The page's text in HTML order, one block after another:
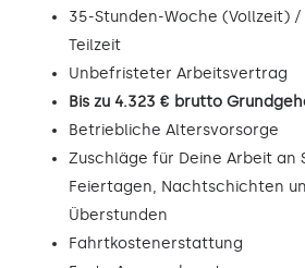
35-Stunden-Woche (Vollzeit)
Teilzeit
Unbefristeter Arbeitsvertrag
Bis zu 4.323 € brutto
Betriebliche Altersvorsorge
Zuschläge für Deine Arbeit an
Feiertagen, Nachtschichten
Überstunden
Fahrtkostenerstattung